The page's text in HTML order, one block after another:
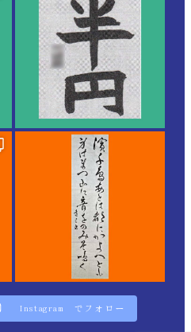
Instagram でフォロー